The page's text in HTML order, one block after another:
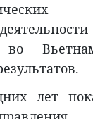
во
лет